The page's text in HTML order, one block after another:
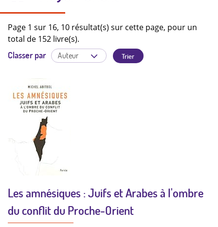
Page 1 sur 16, 10 résultat(s) sur cette page, pour un
total de 152 livre(s).
Classer par
Les amnésiques : Juifs et Arabes à l'ombre
du conflit du Proche-Orient